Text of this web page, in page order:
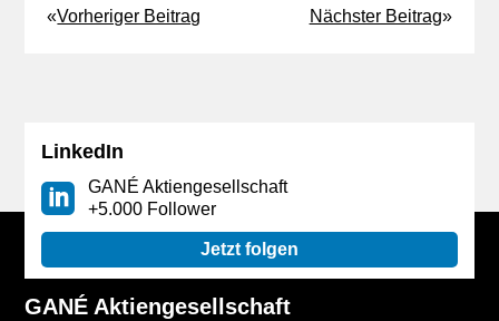
«Vorheriger Beitrag Nächster Beitrag»
LinkedIn
GANÉ Aktiengesellschaft
+5.000 Follower
Jetzt folgen
GANÉ Aktiengesellschaft